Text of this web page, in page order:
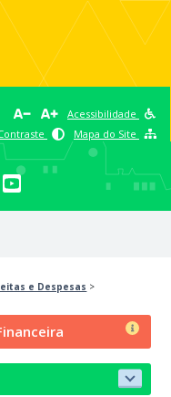
Acessibilidade
Mapa do Site
e Despesas >